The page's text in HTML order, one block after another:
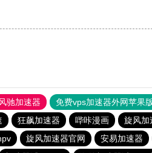
风驰加速器 免费vps加速器外网苹果
狂飙加速器 哔咔漫画 旋风加
旋风加速器官网 安易加速器